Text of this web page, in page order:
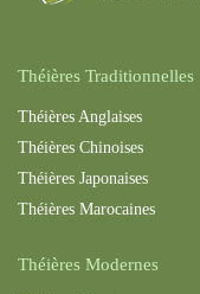
Théières Traditionnelles
Théières Anglaises
Théières Chinoises
Théières Japonaises
Théières Marocaines
Théières Modernes